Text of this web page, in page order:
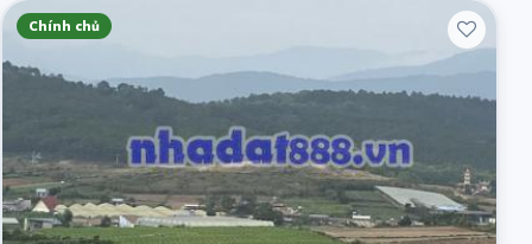
Chính chủ